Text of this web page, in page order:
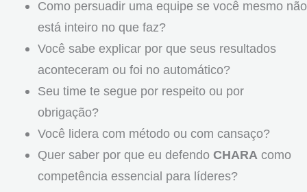
Como persuadir uma equipe se você mesmo não
está inteiro no que faz?
Você sabe explicar por que seus resultados
aconteceram ou foi no automático?
Seu time te segue por respeito ou por
obrigação?
Você lidera com método ou com cansaço?
Quer saber por que eu defendo CHARA como
competência essencial para líderes?